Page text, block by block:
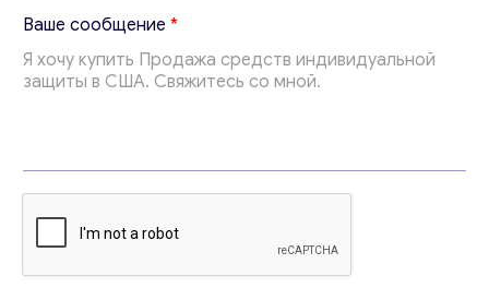
Ваши комментарии
е
*
Ваше сообщение *